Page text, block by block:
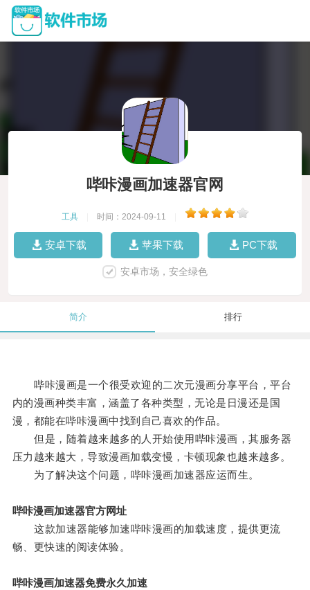
哔咔漫画加速器官网
工具 时间：2024-09-11
安卓下载 苹果下载 PC下载
安卓市场，安全绿色
简介 排行
哔咔漫画是一个很受欢迎的二次元漫画分享平台，平台
内的漫画种类丰富，涵盖了各种类型，无论是日漫还是国
漫，都能在哔咔漫画中找到自己喜欢的作品。
但是，随着越来越多的人开始使用哔咔漫画，其服务器
压力越来越大，导致漫画加载变慢，卡顿现象也越来越多。
为了解决这个问题，哔咔漫画加速器应运而生。
哔咔漫画加速器官方网址
这款加速器能够加速哔咔漫画的加载速度，提供更流
畅、更快速的阅读体验。
哔咔漫画加速器免费永久加速